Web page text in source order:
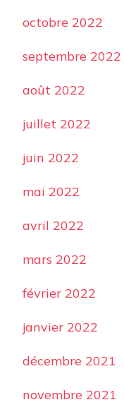
octobre 2022
septembre 2022
août 2022
juillet 2022
juin 2022
mai 2022
avril 2022
mars 2022
février 2022
janvier 2022
décembre 2021
novembre 2021